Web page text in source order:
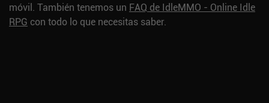
móvil. También tenemos un FAQ de IdleMMO - Online Idle
RPG con todo lo que necesitas saber.